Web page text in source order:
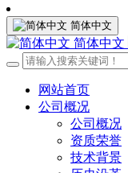
简体中文
简体中文
网站首页
公司概况
公司概况
资质荣誉
技术背景